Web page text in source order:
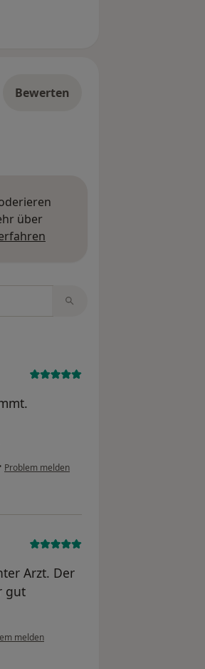
Bewerten
über
• Problem melden
Arzt. Der
gut
melden